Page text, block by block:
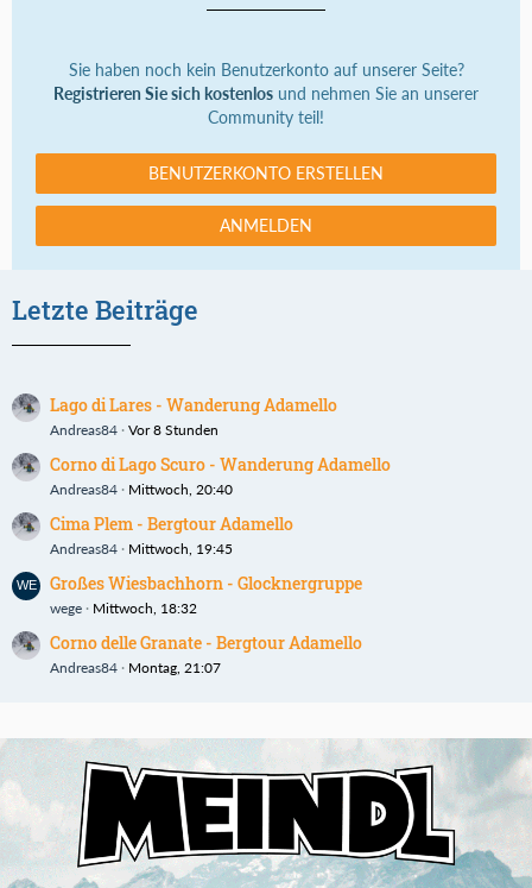
Sie haben noch kein Benutzerkonto auf unserer Seite?
Registrieren Sie sich kostenlos und nehmen Sie an unserer
Community teil!
BENUTZERKONTO ERSTELLEN
ANMELDEN
Letzte Beiträge
Lago di Lares - Wanderung Adamello
Andreas84 Vor 8 Stunden
Corno di Lago Scuro - Wanderung Adamello
Andreas84 Mittwoch, 20:40
Cima Plem - Bergtour Adamello
Andreas84 Mittwoch, 19:45
Großes Wiesbachhorn - Glocknergruppe
wege Mittwoch, 18:32
Corno delle Granate - Bergtour Adamello
Andreas84 Montag, 21:07